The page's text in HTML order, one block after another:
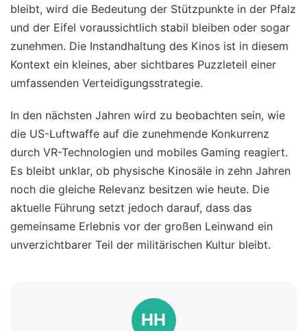
bleibt, wird die Bedeutung der Stützpunkte in der Pfalz
und der Eifel voraussichtlich stabil bleiben oder sogar
zunehmen. Die Instandhaltung des Kinos ist in diesem
Kontext ein kleines, aber sichtbares Puzzleteil einer
umfassenden Verteidigungsstrategie.
In den nächsten Jahren wird zu beobachten sein, wie
die US-Luftwaffe auf die zunehmende Konkurrenz
durch VR-Technologien und mobiles Gaming reagiert.
Es bleibt unklar, ob physische Kinosäle in zehn Jahren
noch die gleiche Relevanz besitzen wie heute. Die
aktuelle Führung setzt jedoch darauf, dass das
gemeinsame Erlebnis vor der großen Leinwand ein
unverzichtbarer Teil der militärischen Kultur bleibt.
HH